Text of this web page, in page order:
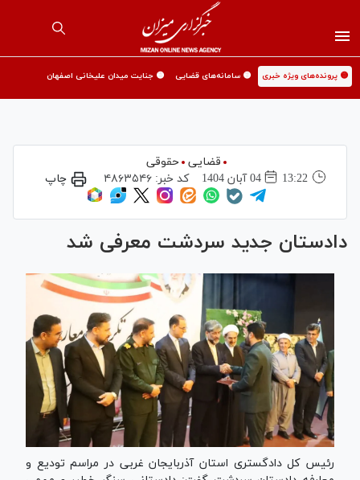
🟡 پرونده‌های ویژه خبری 🟡 سامانه‌های قضایی 🟡 جنایت میدان علیخانی اصفهان
قضایی حقوقی
13:22
04 آبان 1404 کد خبر:۴۸۶۳۵۴۶ چاپ
دادستان جدید سردشت معرفی شد
رئیس کل دادگستری استان آذربایجان غربی در مراسم تودیع و